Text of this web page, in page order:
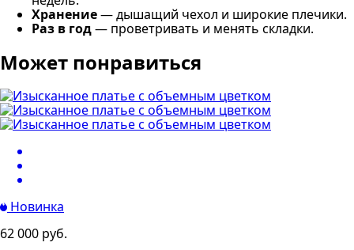
Хранение— дышащий чехол и широкие плечики.
Раз в год— проветривать и менять складки.
Может понравиться
Новинка
62 000 руб.